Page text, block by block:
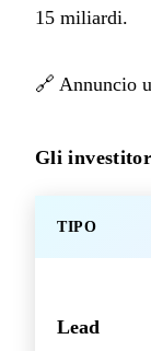
15 miliardi.
🔗 Annuncio
Gli
TIPO
Lead